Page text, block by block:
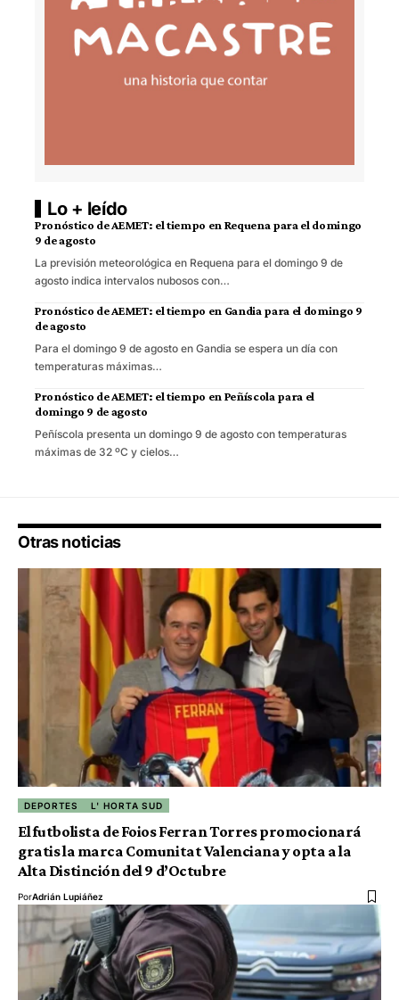
Lo + leído
Pronóstico de AEMET: el tiempo en Requena para el domingo
9 de agosto
La previsión meteorológica en Requena para el domingo 9 de
agosto indica intervalos nubosos con…
Pronóstico de AEMET: el tiempo en Gandia para el domingo 9
de agosto
Para el domingo 9 de agosto en Gandia se espera un día con
temperaturas máximas…
Pronóstico de AEMET: el tiempo en Peñíscola para el
domingo 9 de agosto
Peñíscola presenta un domingo 9 de agosto con temperaturas
máximas de 32 ºC y cielos…
Otras noticias
DEPORTES L' HORTA SUD
El futbolista de Foios Ferran Torres promocionará
gratis la marca Comunitat Valenciana y opta a la
Alta Distinción del 9 d’Octubre
PorAdrián Lupiáñez